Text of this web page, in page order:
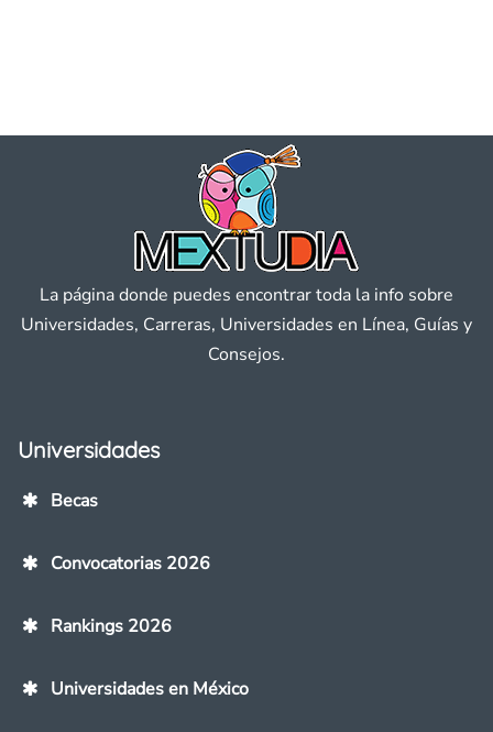
La página donde puedes encontrar toda la info sobre
Universidades, Carreras, Universidades en Línea, Guías y
Consejos.
Universidades
Becas
Convocatorias 2026
Rankings 2026
Universidades en México